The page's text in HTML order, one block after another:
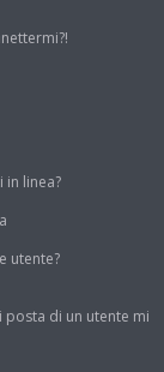
linea?
utente?
posta di un utente mi